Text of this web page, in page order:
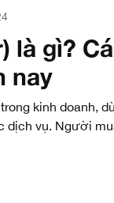
là gì?
nay
kinh doanh,
dịch vụ. Người